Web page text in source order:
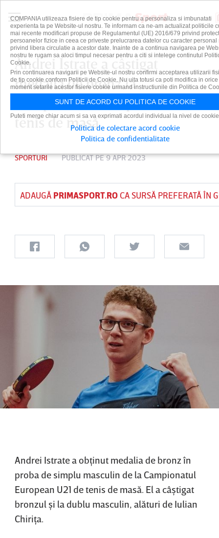
Andrei Istrate a câştigat
medalia de bronz la
Campionatul European U21 de
tenis de masă
SPORTURI PUBLICAT PE 9 APR 2023
ADAUGĂ PRIMASPORT.ROCA SURSĂ PREFERATĂ ÎN
Andrei Istrate a obţinut medalia de bronz în
proba de simplu masculin de la Campionatul
European U21 de tenis de masă. El a câştigat
bronzul şi la dublu masculin, alături de Iulian
Chiriţa.
COMPANIA utilizeaza fisiere de tip cookie pentru a personaliza si imbunatati
experienta ta pe Website-ul nostru. Te informam ca ne-am actualizat politicile
mai recente modificari propuse de Regulamentul (UE) 2016/679 privind
persoanelor fizice in ceea ce priveste prelucrarea datelor cu caracter personal
privind libera circulatie a acestor date. Inainte de a continua navigarea pe
nostru te rugam sa aloci timpul necesar pentru a citi si intelege continutul
Cookie.
Prin continuarea navigarii pe Website-ul nostru confirmi acceptarea utilizarii
de tip cookie conform Politicii de Cookie. Nu uita totusi ca poti modifica in orice
moment setarile acestor fisiere cookie urmand instructiunile din Politica de
SUNT DE ACORD CU POLITICA DE COOKIE
Puteti merge chiar acum si sa va exprimati acordul individual la nivel de
Politica de colectare acord cookie
Politica de confidentialitate